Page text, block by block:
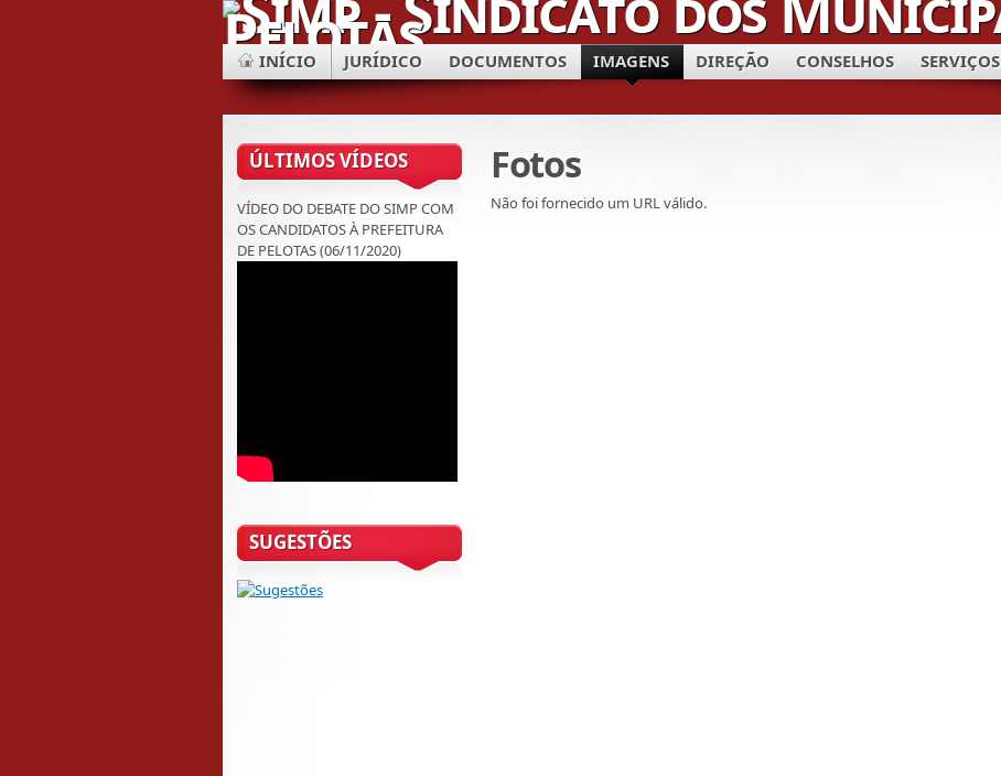
INÍCIO JURÍDICO DOCUMENTOS IMAGENS DIREÇÃO CONSELHOS SERVIÇOS
Fotos
Não foi fornecido um URL válido.
ÚLTIMOS VÍDEOS
VÍDEO DO DEBATE DO SIMP COM
OS CANDIDATOS À PREFEITURA
DE PELOTAS (06/11/2020)
SUGESTÕES